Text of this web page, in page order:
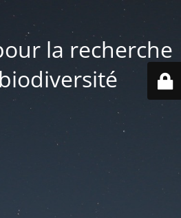
la recherche